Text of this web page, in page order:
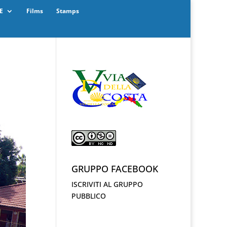
Films Stamps
GRUPPO FACEBOOK
ISCRIVITI AL GRUPPO
PUBBLICO